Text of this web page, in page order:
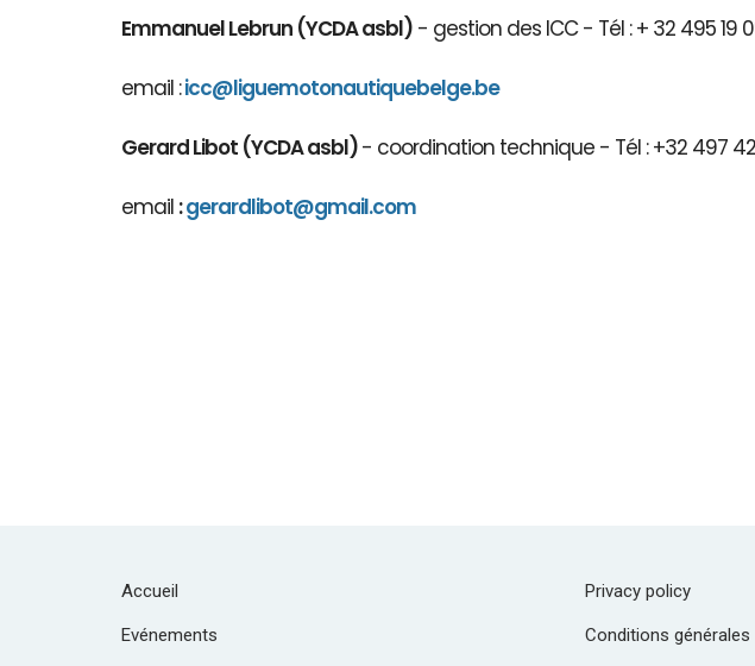
Emmanuel Lebrun (YCDA asbl) - gestion des ICC - Tél : + 32 495 19
email :icc@liguemotonautiquebelge.be
Gerard Libot (YCDA asbl)- coordination technique - Tél : +32 497
email :gerardlibot@gmail.com
Accueil
Evénements
Privacy policy
Conditions générales